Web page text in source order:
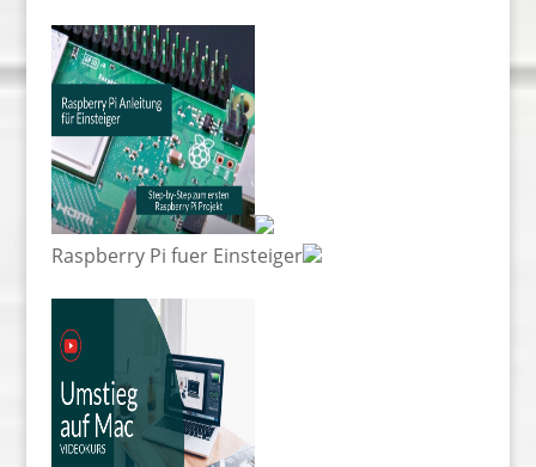
Raspberry Pi fuer Einsteiger